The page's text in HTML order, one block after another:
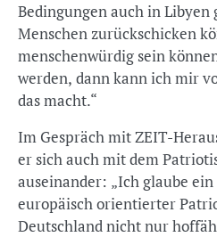
Bedingungen auch in
Menschen zurückschicken
menschenwürdig sein
werden, dann kann ich mir
das macht.“
Im Gespräch mit ZEIT-
er sich auch mit dem
auseinander: „Ich glaube
europäisch orientierter
Deutschland nicht nur